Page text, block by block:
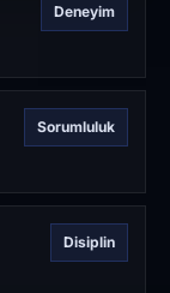
Deneyim
Sorumluluk
Disiplin